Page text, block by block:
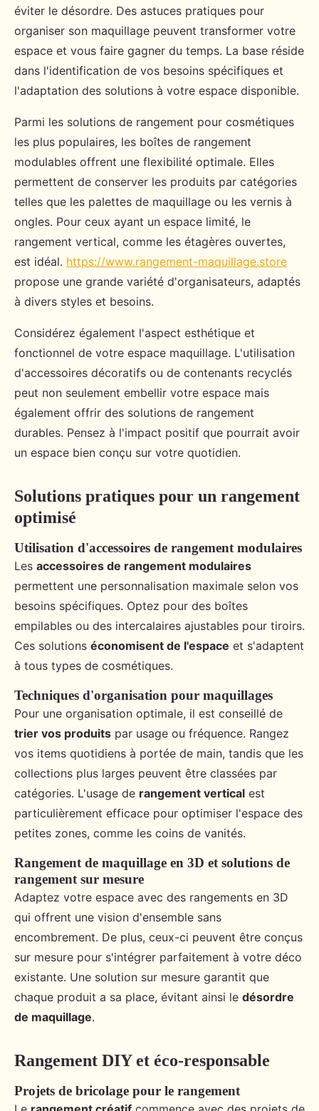
éviter le désordre. Des astuces pratiques pour
organiser son maquillage peuvent transformer votre
espace et vous faire gagner du temps. La base réside
dans l'identification de vos besoins spécifiques et
l'adaptation des solutions à votre espace disponible.
Parmi les solutions de rangement pour cosmétiques
les plus populaires, les boîtes de rangement
modulables offrent une flexibilité optimale. Elles
permettent de conserver les produits par catégories
telles que les palettes de maquillage ou les vernis à
ongles. Pour ceux ayant un espace limité, le
rangement vertical, comme les étagères ouvertes,
est idéal. https://www.rangement-maquillage.store
propose une grande variété d'organisateurs, adaptés
à divers styles et besoins.
Considérez également l'aspect esthétique et
fonctionnel de votre espace maquillage. L'utilisation
d'accessoires décoratifs ou de contenants recyclés
peut non seulement embellir votre espace mais
également offrir des solutions de rangement
durables. Pensez à l'impact positif que pourrait avoir
un espace bien conçu sur votre quotidien.
Solutions pratiques pour un rangement
optimisé
Utilisation d'accessoires de rangement modulaires
Les accessoires de rangement modulaires
permettent une personnalisation maximale selon vos
besoins spécifiques. Optez pour des boîtes
empilables ou des intercalaires ajustables pour tiroirs.
Ces solutions économisent de l'espace et s'adaptent
à tous types de cosmétiques.
Techniques d'organisation pour maquillages
Pour une organisation optimale, il est conseillé de
trier vos produits par usage ou fréquence. Rangez
vos items quotidiens à portée de main, tandis que les
collections plus larges peuvent être classées par
catégories. L'usage de rangement vertical est
particulièrement efficace pour optimiser l'espace des
petites zones, comme les coins de vanités.
Rangement de maquillage en 3D et solutions de
rangement sur mesure
Adaptez votre espace avec des rangements en 3D
qui offrent une vision d'ensemble sans
encombrement. De plus, ceux-ci peuvent être conçus
sur mesure pour s'intégrer parfaitement à votre déco
existante. Une solution sur mesure garantit que
chaque produit a sa place, évitant ainsi le désordre
de maquillage.
Rangement DIY et éco-responsable
Projets de bricolage pour le rangement